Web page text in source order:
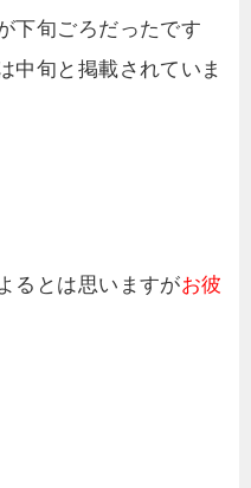
下旬ごろだったです
中旬と掲載されていま
るとは思いますがお彼